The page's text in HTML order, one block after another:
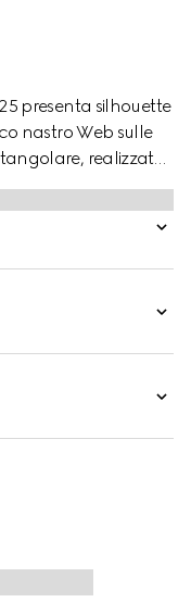
presenta silhouette
nastro Web sulle
realizzata
si caratterizza per
su una placchetta